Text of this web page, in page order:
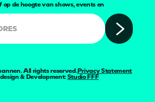
op de hoogte van shows, events en
All rights reserved.Privacy Statement
& Development: Studio FFF